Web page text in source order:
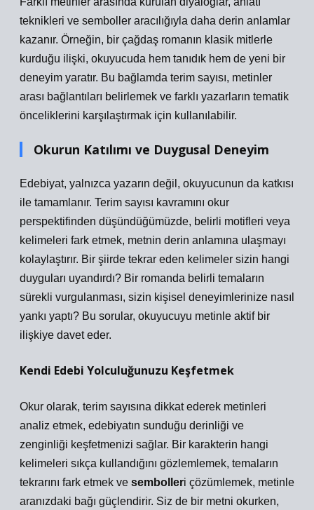
teknikleri ve semboller aracılığıyla daha derin anlamlar
kazanır. Örneğin, bir çağdaş romanın klasik mitlerle
kurduğu ilişki, okuyucuda hem tanıdık hem de yeni bir
deneyim yaratır. Bu bağlamda terim sayısı, metinler
arası bağlantıları belirlemek ve farklı yazarların tematik
önceliklerini karşılaştırmak için kullanılabilir.
Okurun Katılımı ve Duygusal Deneyim
Edebiyat, yalnızca yazarın değil, okuyucunun da katkısı
ile tamamlanır. Terim sayısı kavramını okur
perspektifinden düşündüğümüzde, belirli motifleri veya
kelimeleri fark etmek, metnin derin anlamına ulaşmayı
kolaylaştırır. Bir şiirde tekrar eden kelimeler sizin hangi
duyguları uyandırdı? Bir romanda belirli temaların
sürekli vurgulanması, sizin kişisel deneyimlerinize nasıl
yankı yaptı? Bu sorular, okuyucuyu metinle aktif bir
ilişkiye davet eder.
Kendi Edebi Yolculuğunuzu Keşfetmek
Okur olarak, terim sayısına dikkat ederek metinleri
analiz etmek, edebiyatın sunduğu derinliği ve
zenginliği keşfetmenizi sağlar. Bir karakterin hangi
kelimeleri sıkça kullandığını gözlemlemek, temaların
tekrarını fark etmek ve sembolleri çözümlemek, metinle
aranızdaki bağı güçlendirir. Siz de bir metni okurken,